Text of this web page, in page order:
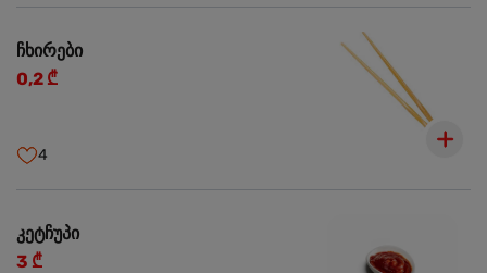
ჩხირები
0,2 ₾
4
კეტჩუპი
3 ₾